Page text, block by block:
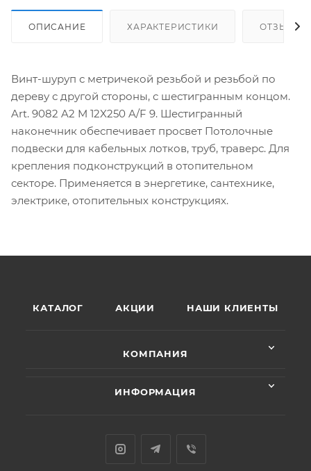
ОПИСАНИЕ ХАРАКТЕРИСТИКИ ОТЗЫВЫ
Винт-шуруп с метричекой резьбой и резьбой по
дереву с другой стороны, с шестигранным концом.
Art. 9082 A2 M 12X250 A/F 9. Шестигранный
наконечник обеспечивает просвет Потолочные
подвески для кабельных лотков, труб, траверс. Для
крепления подконструкций в отопительном
секторе. Применяется в энергетике, сантехнике,
электрике, отопительных конструкциях.
КАТАЛОГ АКЦИИ НАШИ КЛИЕНТЫ
КОМПАНИЯ
ИНФОРМАЦИЯ